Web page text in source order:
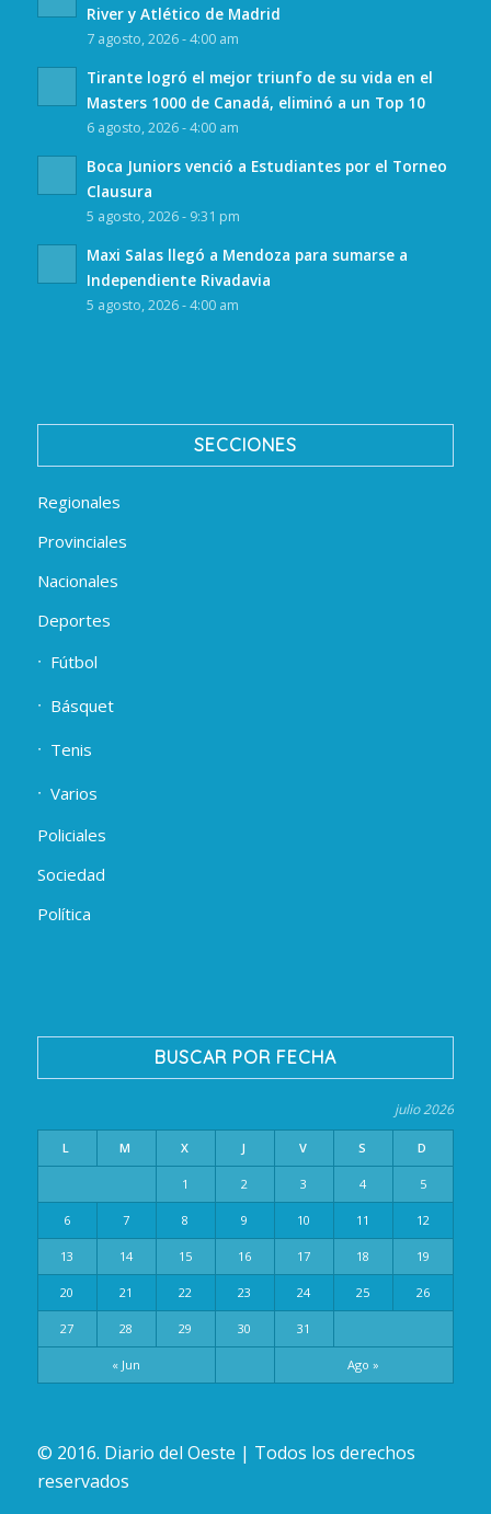
River y Atlético de Madrid
7 agosto, 2026 - 4:00 am
Tirante logró el mejor triunfo de su vida en el
Masters 1000 de Canadá, eliminó a un Top 10
6 agosto, 2026 - 4:00 am
Boca Juniors venció a Estudiantes por el Torneo
Clausura
5 agosto, 2026 - 9:31 pm
Maxi Salas llegó a Mendoza para sumarse a
Independiente Rivadavia
5 agosto, 2026 - 4:00 am
SECCIONES
Regionales
Provinciales
Nacionales
Deportes
Fútbol
Básquet
Tenis
Varios
Policiales
Sociedad
Política
BUSCAR POR FECHA
julio 2026
L M X J V S D
« Jun Ago »
1 2 3 4 5
6 7 8 9 10 11 12
13 14 15 16 17 18 19
20 21 22 23 24 25 26
27 28 29 30 31
© 2016. Diario del Oeste | Todos los derechos
reservados